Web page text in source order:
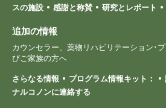
スの施設
感謝と称賛 研究とレポート
追加の情報
カウンセラー、薬物リハビリテーション･
びご家族の方へ
さらなる情報
プログラム情報キット：
ナルコノンに連絡する